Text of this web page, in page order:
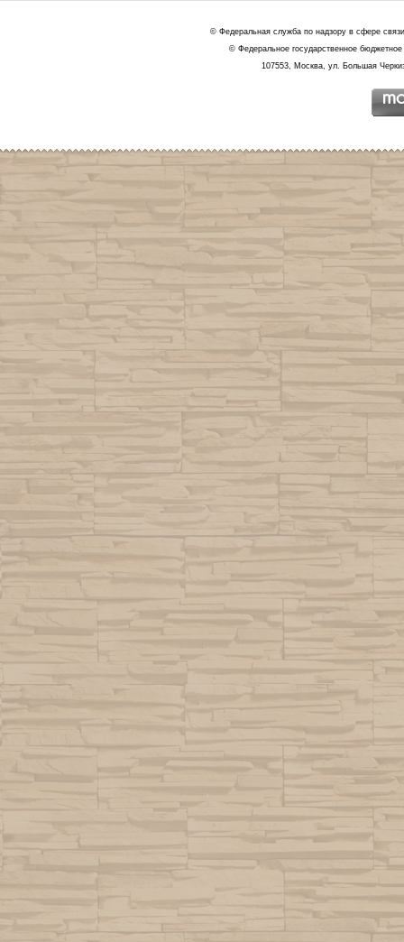
© Федеральная служба по надзору в сфере
© Федеральное государственное
107553, Москва, ул. Большая